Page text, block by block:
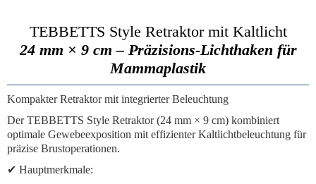
TEBBETTS Style Retraktor mit Kaltlicht
24 mm × 9 cm – Präzisions-Lichthaken für
Mammaplastik
Kompakter Retraktor mit integrierter Beleuchtung
DerTEBBETTS Style Retraktor(24 mm × 9 cm) kombiniert
optimale Gewebeexposition mit effizienter Kaltlichtbeleuchtung für
präzise Brustoperationen.
✔ Hauptmerkmale: